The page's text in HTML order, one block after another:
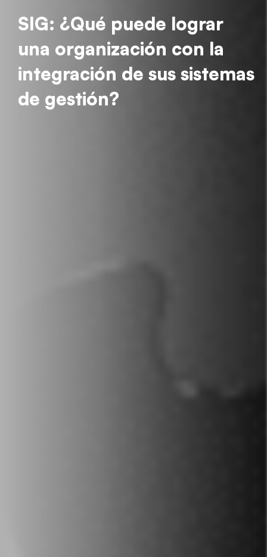
SIG: ¿Qué puede lograr
una organización con la
integración de sus sistemas
de gestión?